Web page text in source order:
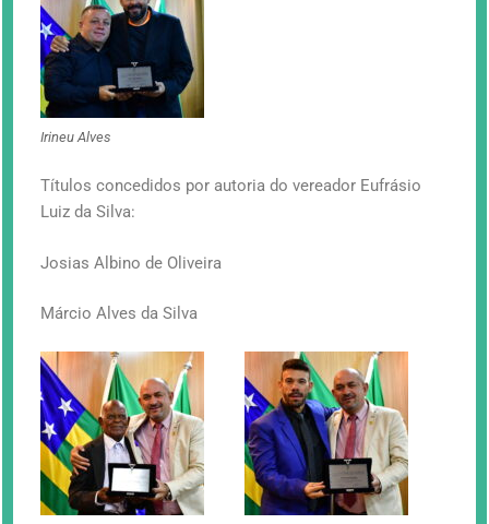
Irineu Alves
Títulos concedidos por autoria do vereador Eufrásio
Luiz da Silva:
Josias Albino de Oliveira
Márcio Alves da Silva